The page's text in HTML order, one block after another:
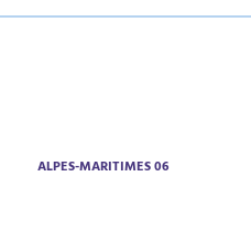
ALPES-MARITIMES 06